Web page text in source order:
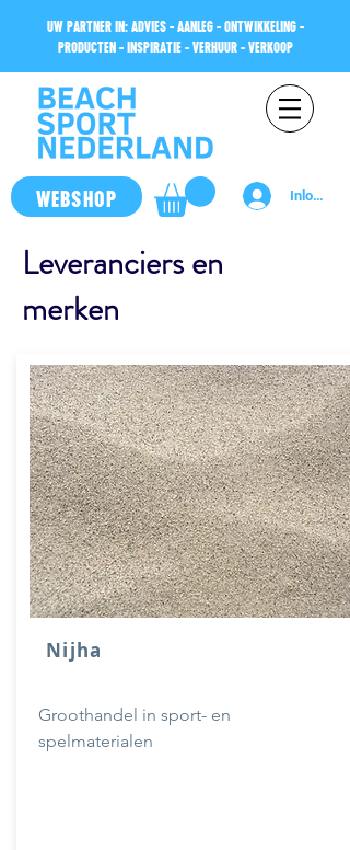
UW PARTNER IN: ADVIES - AANLEG - ONTWIKKELING -
PRODUCTEN - INSPIRATIE - VERHUUR - VERKOOP
WEBSHOP Inloggen
Leveranciers en
merken
Nijha
Groothandel in sport- en
spelmaterialen